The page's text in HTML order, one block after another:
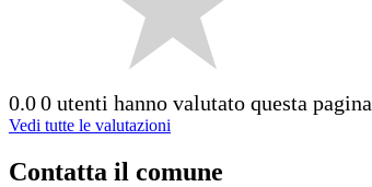
0.00 utenti hanno valutato questa pagina
Vedi tutte le valutazioni
Contatta il comune